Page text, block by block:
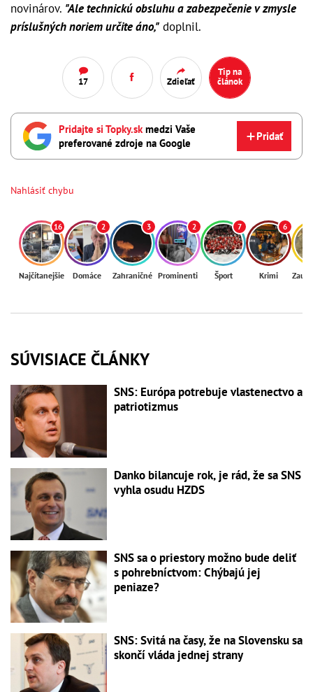
novinárov. "Ale technickú obsluhu a zabezpečenie v zmysle
príslušných noriem určite áno," doplnil.
17 Zdieľať
Tip na
článok
Pridajte si Topky.sk medzi Vaše
preferované zdroje na Google
Pridať
Nahlásiť chybu
16
Najčítanejšie
2
Domáce
3
Zahraničné
2
Prominenti
7
Šport
6
Krimi
SÚVISIACE ČLÁNKY
SNS: Európa potrebuje vlastenectvo a
patriotizmus
Danko bilancuje rok, je rád, že sa SNS
vyhla osudu HZDS
SNS sa o priestory možno bude deliť
s pohrebníctvom: Chýbajú jej
peniaze?
SNS: Svitá na časy, že na Slovensku sa
skončí vláda jednej strany